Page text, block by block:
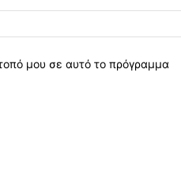
μου σε αυτό το πρόγραμμα